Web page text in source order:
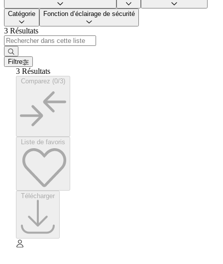
Catégorie Fonction d’éclairage de sécurité
3 Résultats
Filtre
3 Résultats